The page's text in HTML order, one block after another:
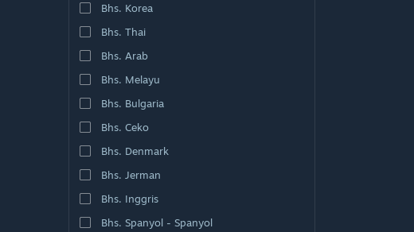
Bhs. Korea
Bhs. Thai
Bhs. Arab
Bhs. Melayu
Bhs. Bulgaria
Bhs. Ceko
Bhs. Denmark
Bhs. Jerman
Bhs. Inggris
Bhs. Spanyol - Spanyol